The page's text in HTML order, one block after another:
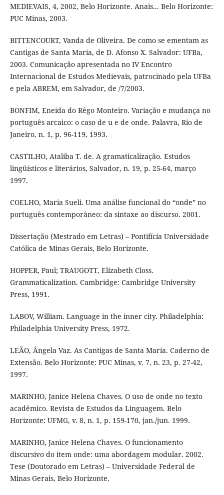
MEDIEVAIS, 4, 2002, Belo Horizonte. Anais... Belo Horizonte:
PUC Minas, 2003.
BITTENCOURT, Vanda de Oliveira. De como se ementam as
Cantigas de Santa Maria, de D. Afonso X. Salvador: UFBa,
2003. Comunicação apresentada no IV Encontro
Internacional de Estudos Medievais, patrocinado pela UFBa
e pela ABREM, em Salvador, de /7/2003.
BONFIM, Eneida do Rêgo Monteiro. Variação e mudança no
português arcaico: o caso de u e de onde. Palavra, Rio de
Janeiro, n. 1, p. 96-119, 1993.
CASTILHO, Ataliba T. de. A gramaticalização. Estudos
lingüísticos e literários, Salvador, n. 19, p. 25-64, março
1997.
COELHO, Maria Sueli. Uma análise funcional do “onde” no
português contemporâneo: da sintaxe ao discurso. 2001.
Dissertação (Mestrado em Letras) – Pontifícia Universidade
Católica de Minas Gerais, Belo Horizonte.
HOPPER, Paul; TRAUGOTT, Elizabeth Closs.
Grammaticalization. Cambridge: Cambridge University
Press, 1991.
LABOV, William. Language in the inner city. Philadelphia:
Philadelphia University Press, 1972.
LEÃO, Ângela Vaz. As Cantigas de Santa Maria. Caderno de
Extensão. Belo Horizonte: PUC Minas, v. 7, n. 23, p. 27-42,
1997.
MARINHO, Janice Helena Chaves. O uso de onde no texto
acadêmico. Revista de Estudos da Linguagem. Belo
Horizonte: UFMG, v. 8, n. 1, p. 159-170, jan./jun. 1999.
MARINHO, Janice Helena Chaves. O funcionamento
discursivo do item onde: uma abordagem modular. 2002.
Tese (Doutorado em Letras) – Universidade Federal de
Minas Gerais, Belo Horizonte.